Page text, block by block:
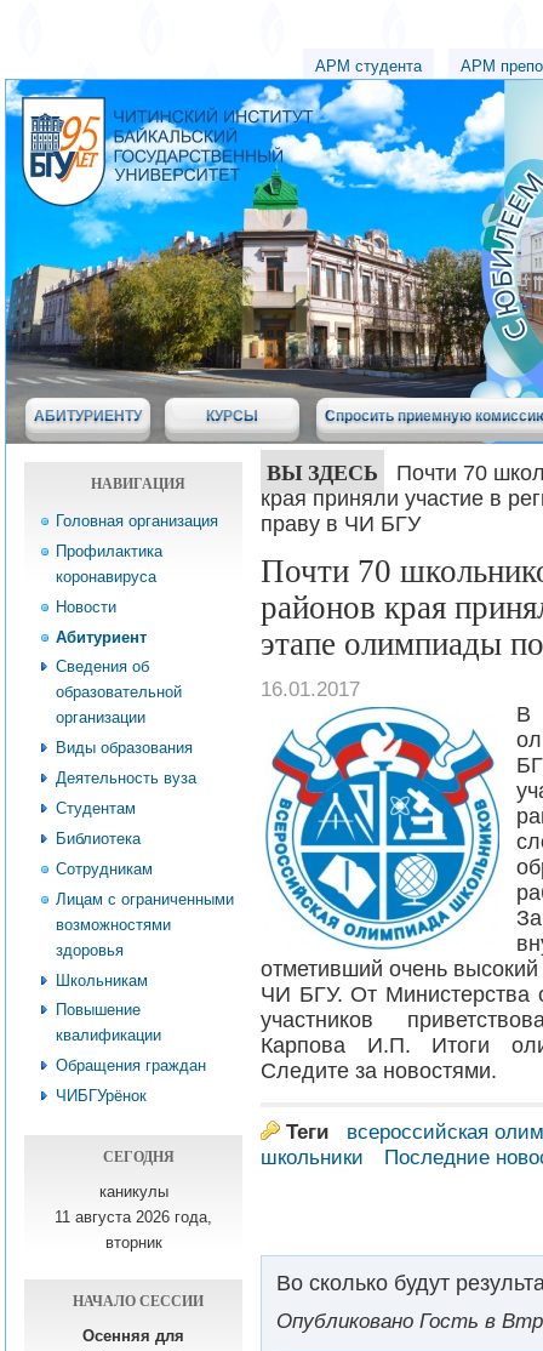
АРМ студента АРМ
АБИТУРИЕНТУ КУРСЫ Спросить приемную
НАВИГАЦИЯ
Головная организация
Профилактика
коронавируса
Новости
Абитуриент
Сведения об
образовательной
организации
Виды образования
Деятельность вуза
Студентам
Библиотека
Сотрудникам
Лицам с ограниченными
возможностями
здоровья
Школьникам
Повышение
квалификации
Обращения граждан
ЧИБГУрёнок
СЕГОДНЯ
каникулы
11 августа 2026 года,
вторник
НАЧАЛО СЕССИИ
Осенняя для
ВЫ ЗДЕСЬ
Почти 70
края приняли участие в
праву в ЧИ БГУ
Почти 70
районов края
этапе олимпиады
16.01.2017
В
отметивший очень
ЧИ БГУ. От Министерства
участников
Карпова И.П. Итоги
Следите за новостями.
Теги
всероссийская
школьники
Последние
Во сколько будут
Опубликовано Гость в